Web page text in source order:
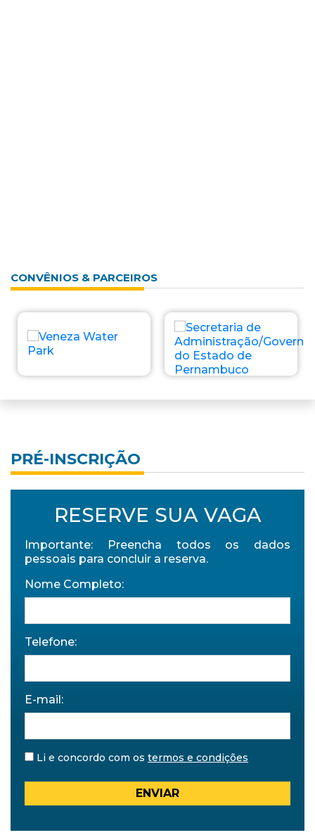
CONVÊNIOS & PARCEIROS
PRÉ-INSCRIÇÃO
RESERVE SUA VAGA
Importante: Preencha todos os dados
pessoais para concluir a reserva.
Nome Completo:
Telefone:
E-mail:
Li e concordo com os termos e condições
ENVIAR